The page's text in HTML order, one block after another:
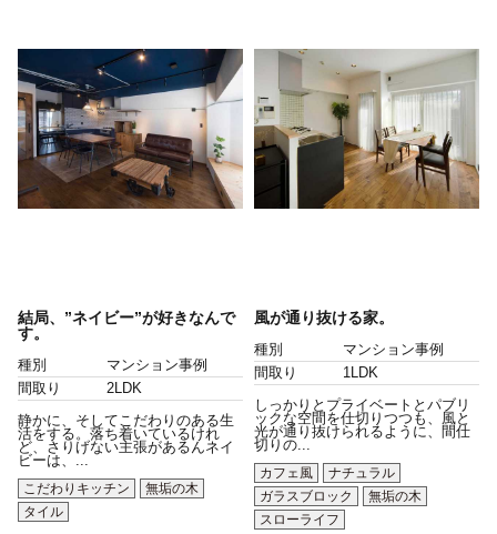
結局、”ネイビー”が好きなんで
す。
種別
マンション事例
間取り
2LDK
静かに、そしてこだわりのある生
活をする。落ち着いているけれ
ど、さりげない主張があるんネイ
ビーは、...
こだわりキッチン
無垢の木
タイル
風が通り抜ける家。
種別
マンション事例
間取り
1LDK
しっかりとプライベートとパブリ
ックな空間を仕切りつつも、風と
光が通り抜けられるように、間仕
切りの...
カフェ風
ナチュラル
ガラスブロック
無垢の木
スローライフ